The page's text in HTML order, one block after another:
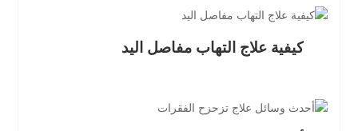
كيفية علاج التهاب مفاصل اليد